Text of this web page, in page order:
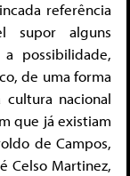
referência
supor alguns
possibilidade,
de uma forma
nacional
que já existiam
de Campos,
Celso Martinez,